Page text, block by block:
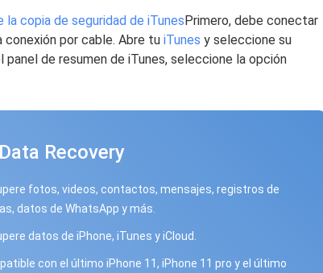
la copia de seguridad de iTunesPrimero, debe conectar
conexión por cable. Abre tu iTunes y seleccione su
de resumen de iTunes, seleccione la opción
Recovery
fotos, videos, contactos, mensajes, registros de
datos de WhatsApp y más.
datos de iPhone, iTunes y iCloud.
con el último iPhone 11, iPhone 11 pro y el último